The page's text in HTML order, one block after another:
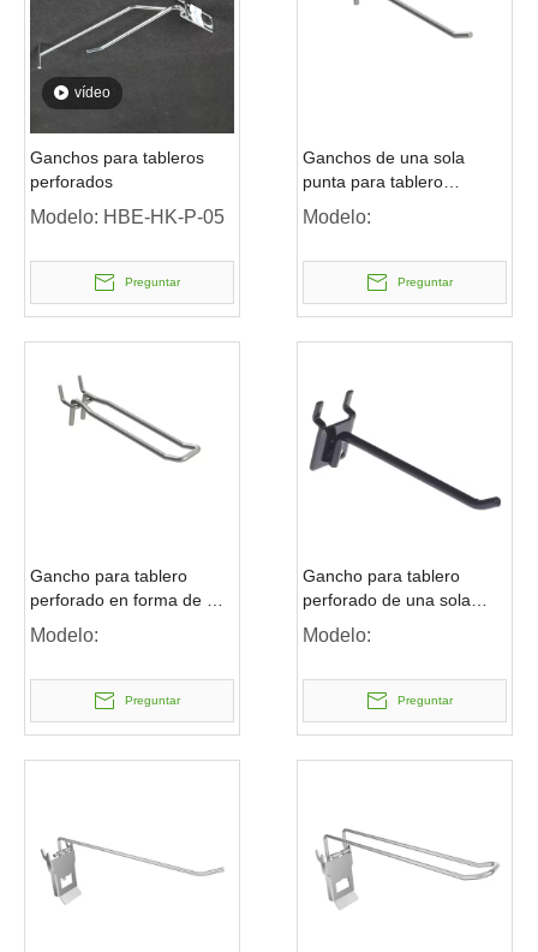
vídeo
Ganchos para tableros
perforados
Modelo: HBE-HK-P-05
Preguntar
Ganchos de una sola
punta para tablero
perforado
Modelo:
Preguntar
Gancho para tablero
perforado en forma de U
euro
Modelo:
Preguntar
Gancho para tablero
perforado de una sola
punta con base de metal
Modelo:
Preguntar